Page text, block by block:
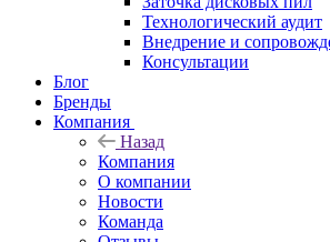
Технологический аудит
Внедрение и
Консультации
Блог
Бренды
Компания
Назад
Компания
О компании
Новости
Команда